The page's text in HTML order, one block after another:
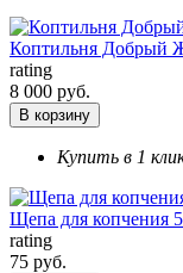
Коптильня Добрый
rating
8 000 руб.
В корзину
Купить в 1
Щепа для копчения
rating
75 руб.